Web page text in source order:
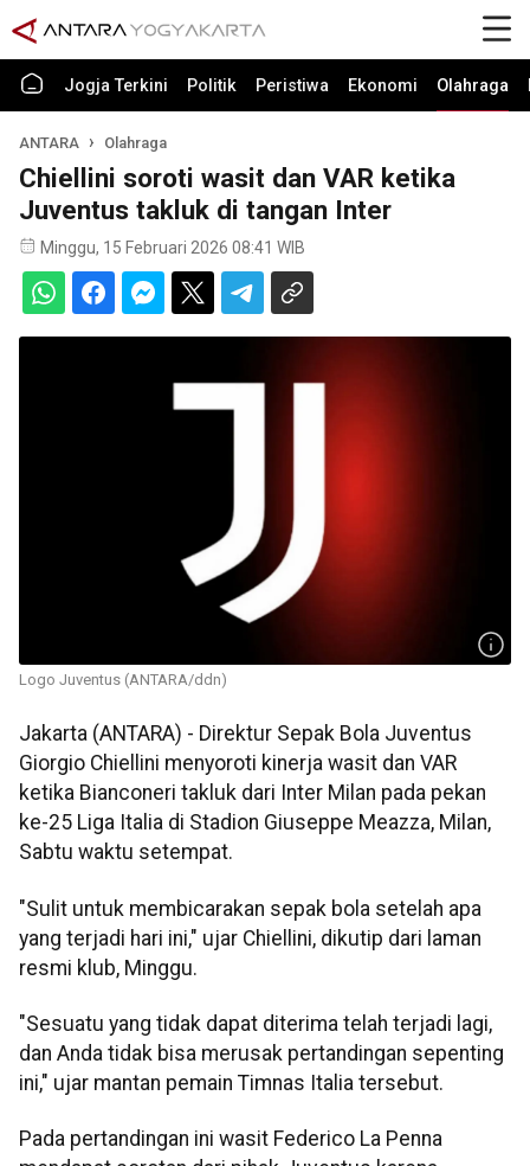
Jogja Terkini Politik Peristiwa Ekonomi Olahraga
ANTARA Olahraga
Chiellini soroti wasit dan VAR ketika
Juventus takluk di tangan Inter
Minggu, 15 Februari 2026 08:41 WIB
Logo Juventus (ANTARA/ddn)
Jakarta (ANTARA) - Direktur Sepak Bola Juventus
Giorgio Chiellini menyoroti kinerja wasit dan VAR
ketika Bianconeri takluk dari Inter Milan pada pekan
ke-25 Liga Italia di Stadion Giuseppe Meazza, Milan,
Sabtu waktu setempat.
"Sulit untuk membicarakan sepak bola setelah apa
yang terjadi hari ini," ujar Chiellini, dikutip dari laman
resmi klub, Minggu.
"Sesuatu yang tidak dapat diterima telah terjadi lagi,
dan Anda tidak bisa merusak pertandingan sepenting
ini," ujar mantan pemain Timnas Italia tersebut.
Pada pertandingan ini wasit Federico La Penna